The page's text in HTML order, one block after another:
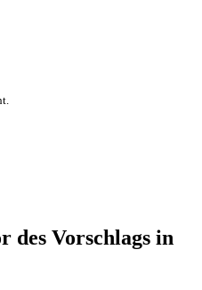
des Vorschlags in